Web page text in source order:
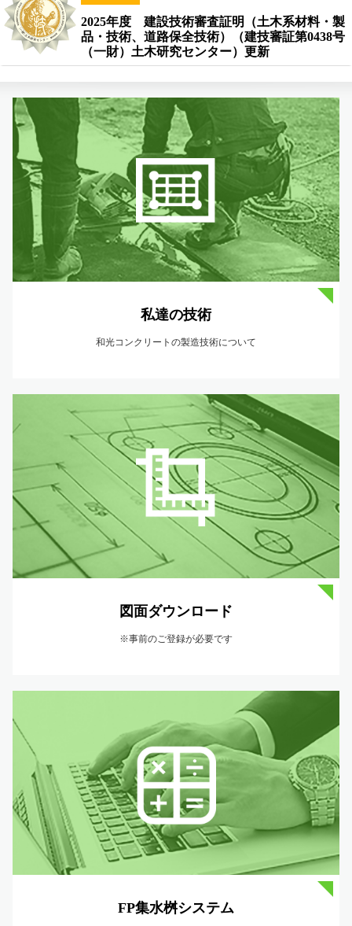
2025年度 建設技術審査証明（土木系材料・製
品・技術、道路保全技術）（建技審証第0438号
（一財）土木研究センター）更新
私達の技術
和光コンクリートの製造技術について
図面ダウンロード
※事前のご登録が必要です
FP集水桝システム